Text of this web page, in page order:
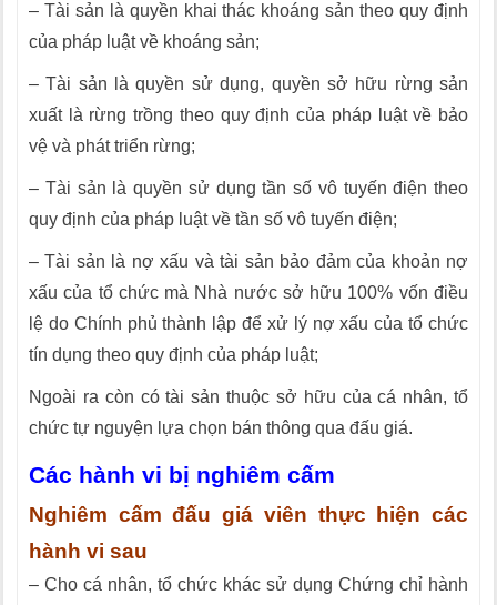
– Tài sản là quyền khai thác khoáng sản theo quy định
của pháp luật về khoáng sản;
– Tài sản là quyền sử dụng, quyền sở hữu rừng sản
xuất là rừng trồng theo quy định của pháp luật về bảo
vệ và phát triển rừng;
– Tài sản là quyền sử dụng tần số vô tuyến điện theo
quy định của pháp luật về tần số vô tuyến điện;
– Tài sản là nợ xấu và tài sản bảo đảm của khoản nợ
xấu của tổ chức mà Nhà nước sở hữu 100% vốn điều
lệ do Chính phủ thành lập để xử lý nợ xấu của tổ chức
tín dụng theo quy định của pháp luật;
Ngoài ra còn có tài sản thuộc sở hữu của cá nhân, tổ
chức tự nguyện lựa chọn bán thông qua đấu giá.
Các hành vi bị nghiêm cấm
Nghiêm cấm đấu giá viên thực hiện các
hành vi sau
– Cho cá nhân, tổ chức khác sử dụng Chứng chỉ hành